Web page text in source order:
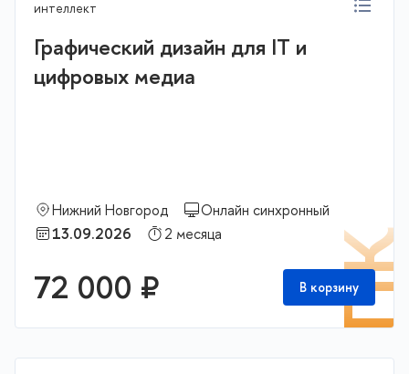
интеллект
Графический дизайн для IT и
цифровых медиа
Нижний Новгород
Онлайн синхронный
13.09.2026
2 месяца
72 000 ₽ В корзину